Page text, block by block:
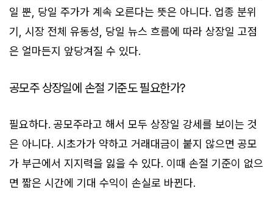
일 뿐, 당일 주가가 계속 오른다는 뜻은 아니다. 업종 분위
기, 시장 전체 유동성, 당일 뉴스 흐름에 따라 상장일 고점
은 얼마든지 앞당겨질 수 있다.
공모주 상장일에 손절 기준도 필요한가?
필요하다. 공모주라고 해서 모두 상장일 강세를 보이는 것
은 아니다. 시초가가 약하고 거래대금이 붙지 않으면 공모
가 부근에서 지지력을 잃을 수 있다. 이때 손절 기준이 없으
면 짧은 시간에 기대 수익이 손실로 바뀐다.